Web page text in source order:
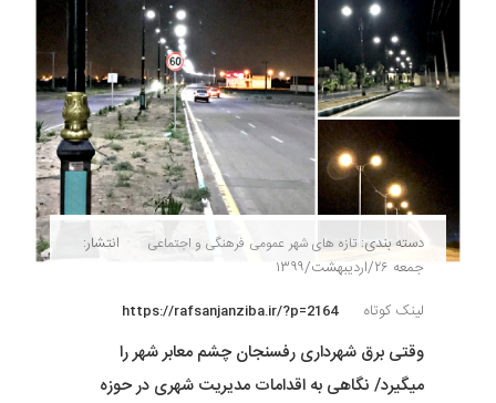
دسته بندی: تازه های شهر عمومی فرهنگی و اجتماعی
انتشار:
جمعه ۲۶/اردیبهشت/۱۳۹۹
لینک کوتاه
https://rafsanjanziba.ir/?p=2164
وقتی برق شهرداری رفسنجان چشم معابر شهر را
میگیرد/ نگاهی به اقدامات مدیریت شهری در حوزه